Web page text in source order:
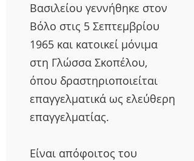
Βασιλείου γεννήθηκε στον
Βόλο στις 5 Σεπτεμβρίου
1965 και κατοικεί μόνιμα
στη Γλώσσα Σκοπέλου,
όπου δραστηριοποιείται
επαγγελματικά ως ελεύθερη
επαγγελματίας.
Είναι απόφοιτος του